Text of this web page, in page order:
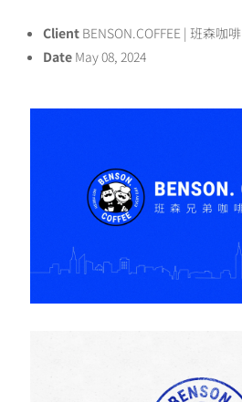
Client BENSON.COFFEE | 班森咖啡
Date May 08, 2024